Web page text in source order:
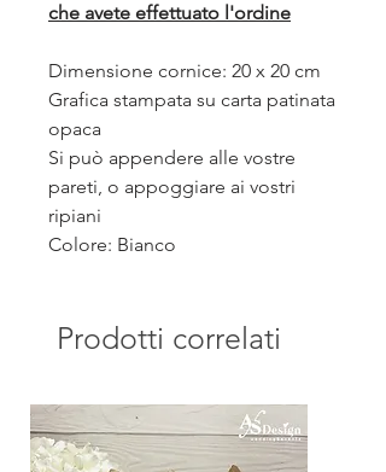
che avete effettuato l'ordine
Dimensione cornice: 20 x 20 cm
Grafica stampata su carta patinata
opaca
Si può appendere alle vostre
pareti, o appoggiare ai vostri
ripiani
Colore: Bianco
Prodotti correlati